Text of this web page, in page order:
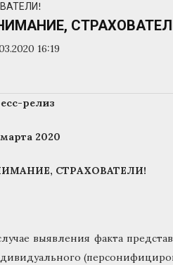
16:19
релиз
2020
СТРАХОВАТЕЛИ!
выявления факта